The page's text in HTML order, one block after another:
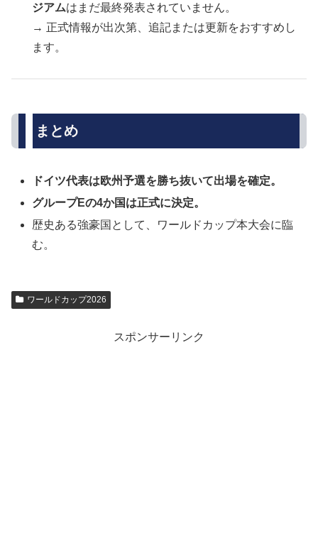
ジアムはまだ最終発表されていません。
→ 正式情報が出次第、追記または更新をおすすめし
ます。
まとめ
ドイツ代表は欧州予選を勝ち抜いて出場を確定。
グループEの4か国は正式に決定。
歴史ある強豪国として、ワールドカップ本大会に臨
む。
ワールドカップ2026
スポンサーリンク